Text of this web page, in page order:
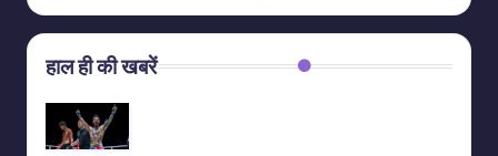
हाल ही की खबरें